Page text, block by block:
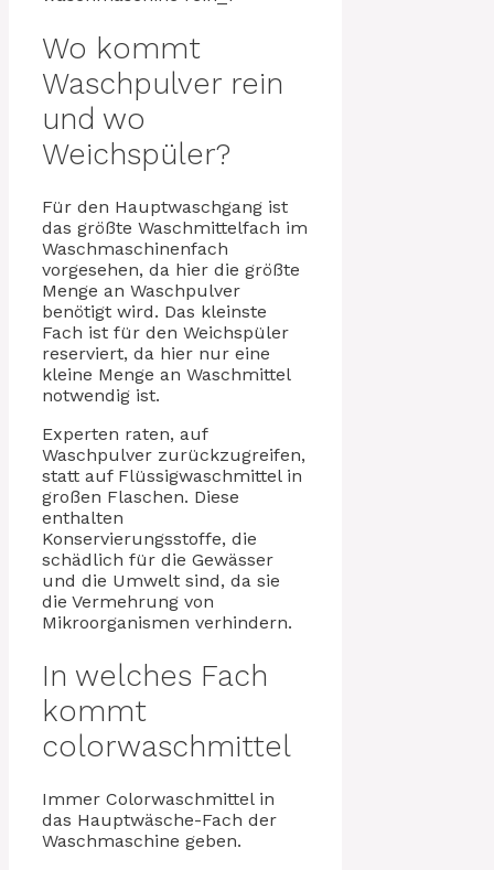
Wo kommt
Waschpulver rein
und wo
Weichspüler?
Für den Hauptwaschgang ist
das größte Waschmittelfach im
Waschmaschinenfach
vorgesehen, da hier die größte
Menge an Waschpulver
benötigt wird. Das kleinste
Fach ist für den Weichspüler
reserviert, da hier nur eine
kleine Menge an Waschmittel
notwendig ist.
Experten raten, auf
Waschpulver zurückzugreifen,
statt auf Flüssigwaschmittel in
großen Flaschen. Diese
enthalten
Konservierungsstoffe, die
schädlich für die Gewässer
und die Umwelt sind, da sie
die Vermehrung von
Mikroorganismen verhindern.
In welches Fach
kommt
colorwaschmittel
Immer Colorwaschmittel in
das Hauptwäsche-Fach der
Waschmaschine geben.